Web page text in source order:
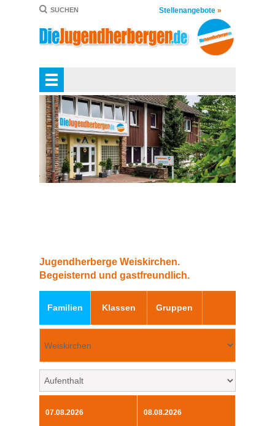
SUCHEN Stellenangebote »
Jugendherberge Weiskirchen.
Begeisternd und gastfreundlich.
Familien Klassen Gruppen